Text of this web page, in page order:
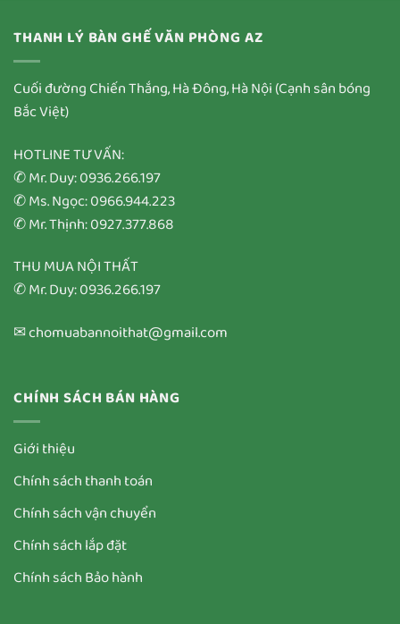
THANH LÝ BÀN GHẾ VĂN PHÒNG AZ
Cuối đường Chiến Thắng, Hà Đông, Hà Nội (Cạnh sân bóng
Bắc Việt)
HOTLINE TƯ VẤN:
✆ Mr. Duy: 0936.266.197
✆ Ms. Ngọc: 0966.944.223
✆ Mr. Thịnh: 0927.377.868
THU MUA NỘI THẤT
✆ Mr. Duy: 0936.266.197
✉ chomuabannoithat@gmail.com
CHÍNH SÁCH BÁN HÀNG
Giới thiệu
Chính sách thanh toán
Chính sách vận chuyển
Chính sách lắp đặt
Chính sách Bảo hành